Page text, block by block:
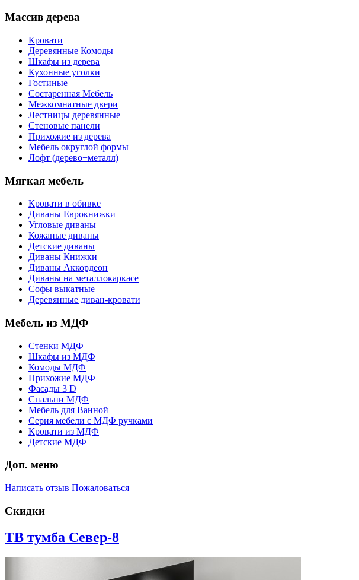
Массив дерева
Кровати
Деревянные Комоды
Шкафы из дерева
Кухонные уголки
Гостиные
Состаренная Мебель
Межкомнатные двери
Лестницы деревянные
Стеновые панели
Прихожие из дерева
Мебель округлой формы
Лофт (дерево+металл)
Мягкая мебель
Кровати в обивке
Диваны Еврокнижки
Угловые диваны
Кожаные диваны
Детские диваны
Диваны Книжки
Диваны Аккордеон
Диваны на металлокаркасе
Софы выкатные
Деревянные диван-кровати
Мебель из МДФ
Стенки МДФ
Шкафы из МДФ
Комоды МДФ
Прихожие МДФ
Фасады 3 D
Спальни МДФ
Мебель для Ванной
Серия мебели с МДФ ручками
Кровати из МДФ
Детские МДФ
Доп. меню
Написать отзыв Пожаловаться
Скидки
ТВ тумба Север-8